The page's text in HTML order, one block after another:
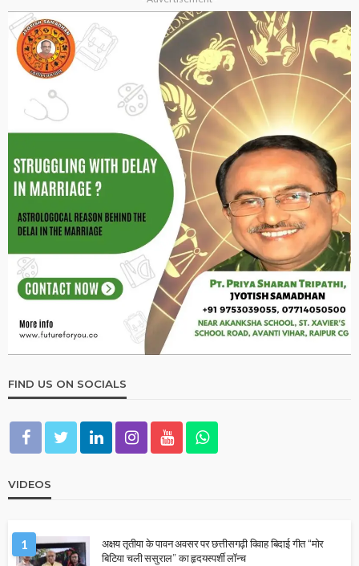
FIND US ON SOCIALS
VIDEOS
1
अक्षय तृतीया के पावन अवसर पर छत्तीसगढ़ी विवाह बिदाई गीत “मोर
बिटिया चली ससुराल” का हृदयस्पर्शी लॉन्च